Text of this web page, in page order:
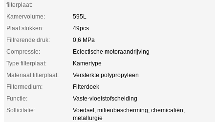
filterplaat:
Kamervolume:
595L
Plaat stukken:
49pcs
Filtrerende druk:
0,6 MPa
Compressie:
Eclectische motoraandrijving
Type filterplaat:
Kamertype
Materiaal filterplaat:
Versterkte polypropyleen
Filtermedium:
Filterdoek
Functie:
Vaste-vloeistofscheiding
Sollicitatie:
Voedsel, milieubescherming, chemicaliën,
metallurgie